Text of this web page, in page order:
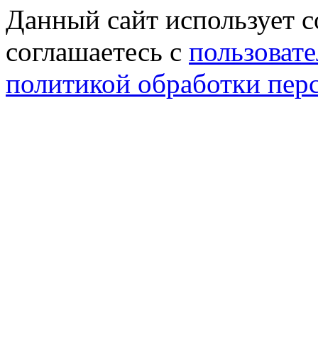
Данный сайт использует
соглашаетесь с
политикой обработки